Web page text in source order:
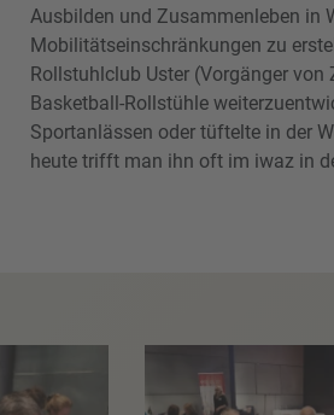
Ausbilden und Zusammenleben
Mobilitätseinschränkungen zu
Rollstuhlclub Uster (Vorgänger von
Basketball-Rollstühle
Sportanlässen oder tüftelte in der
heute trifft man ihn oft im iwaz in